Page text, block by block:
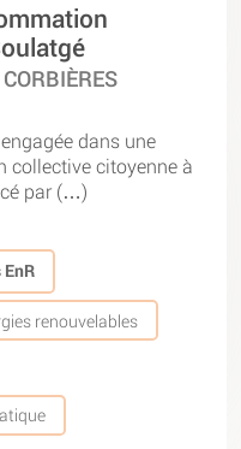
dans une
collective citoyenne à
par (…)
renouvelables